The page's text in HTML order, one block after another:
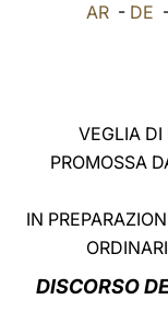
AR - DE
VEGLIA DI
PROMOSSA
IN
DISCORSO